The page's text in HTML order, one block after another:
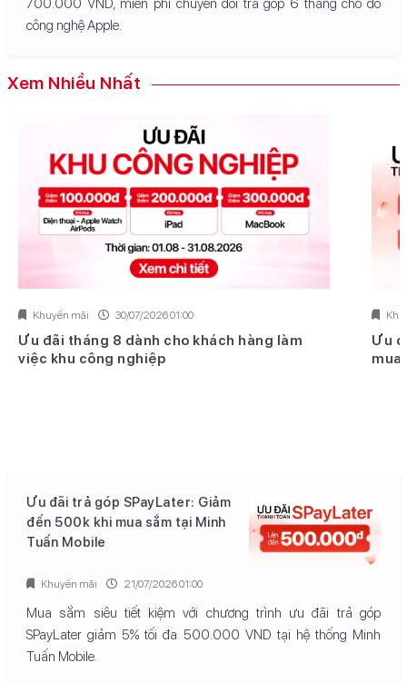
700.000 VND, miễn phí chuyển đổi trả góp 6 tháng cho đồ
công nghệ Apple.
Xem Nhiều Nhất
Khuyến mãi 30/07/2026 01:00
Ưu đãi tháng 8 dành cho khách hàng làm
việc khu công nghiệp
Ưu
mua
Ưu đãi trả góp SPayLater: Giảm
đến 500k khi mua sắm tại Minh
Tuấn Mobile
Mua sắm siêu tiết kiệm với chương trình ưu đãi trả góp
SPayLater giảm 5% tối đa 500.000 VND tại hệ thống Minh
Tuấn Mobile.
Khuyến mãi 21/07/2026 01:00